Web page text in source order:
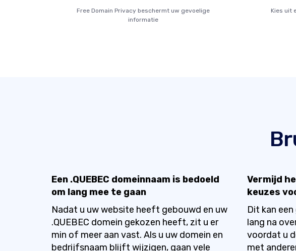
Free Domain Privacy beschermt uw gevoelige
informatie
Kies uit
Een .QUEBEC domeinnaam is bedoeld
om lang mee te gaan
Nadat u uw website heeft gebouwd en uw
.QUEBEC domein gekozen heeft, zit u er
min of meer aan vast. Als u uw domein en
bedrijfsnaam blijft wijzigen, gaan vele
Vermijd
keuzes
Dit kan
lang na
voordat u
met